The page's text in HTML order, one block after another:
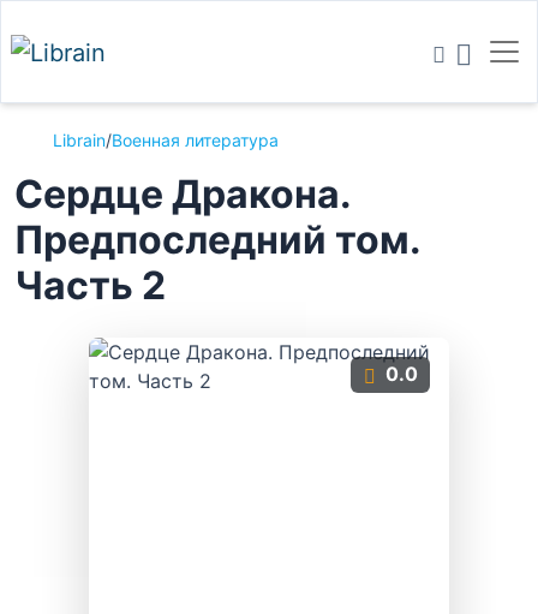
Librain/Военная литература
Сердце Дракона.
Предпоследний том.
Часть 2
0.0